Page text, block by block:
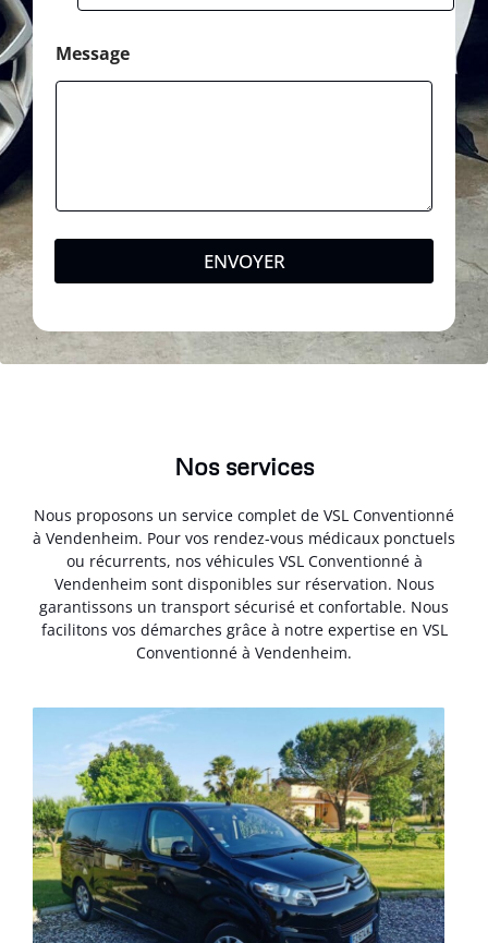
Message
ENVOYER
Nos services
Nous proposons un service complet de VSL Conventionné
à Vendenheim. Pour vos rendez-vous médicaux ponctuels
ou récurrents, nos véhicules VSL Conventionné à
Vendenheim sont disponibles sur réservation. Nous
garantissons un transport sécurisé et confortable. Nous
facilitons vos démarches grâce à notre expertise en VSL
Conventionné à Vendenheim.